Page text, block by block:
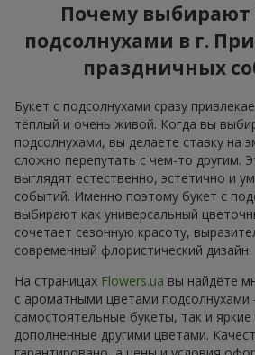
Почему выбирают
подсолнухами в г.
праздничных
Букет с подсолнухами сразу
тёплый и очень живой. Когда вы
подсолнухами, вы делаете ставку на
сложно перепутать с чем-то другим.
выглядят естественно, эстетично и
событий. Именно поэтому букет с
выбирают как универсальный
сочетает сезонную красоту,
современный флористический дизайн.
На страницах Flowers.ua вы найдёте
с ароматными цветами
самостоятельные букеты, так и
дополненные другими цветами.